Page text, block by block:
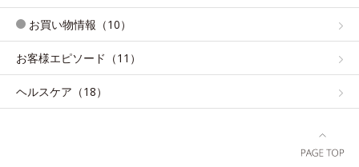
お買い物情報（10）
お客様エピソード（11）
ヘルスケア（18）